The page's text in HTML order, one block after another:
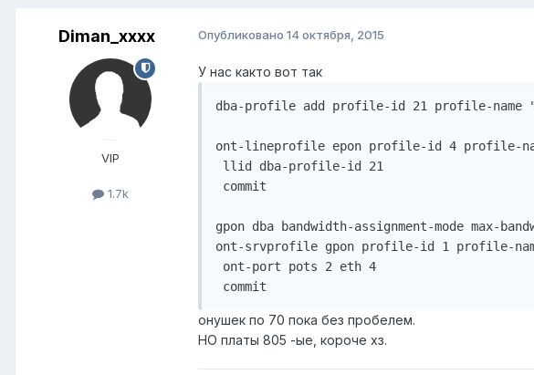
Diman_xxxx
VIP
1.7k
Опубликовано 14 октября, 2015
У нас както вот так
dba-profile add profile-id 21 profile-name
ont-lineprofile epon profile-id 4 profile-
llid dba-profile-id 21
commit
gpon dba bandwidth-assignment-mode max-
ont-srvprofile gpon profile-id 1 profile-
ont-port pots 2 eth 4
commit
онушек по 70 пока без пробелем.
НО платы 805 -ые, короче хз.